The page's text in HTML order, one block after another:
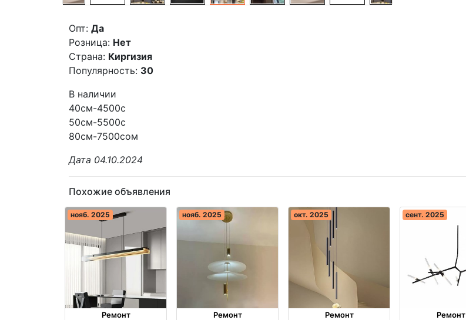
Опт: Да
Розница: Нет
Страна: Киргизия
Популярность: 30
В наличии
40см-4500с
50см-5500с
80см-7500сом
Дата 04.10.2024
Похожие объявления
нояб. 2025
Ремонт
нояб. 2025
Ремонт
окт. 2025
Ремонт
сент. 2025
Ремонт